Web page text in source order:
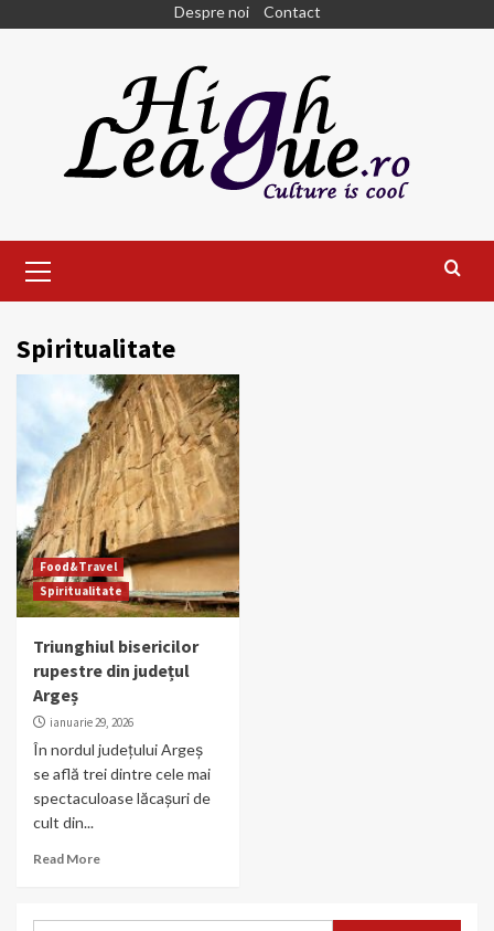
Despre noi Contact
Menu
Spiritualitate
Food&Travel
Spiritualitate
Triunghiul bisericilor
rupestre din județul
Argeș
ianuarie 29, 2026
În nordul județului Argeș
se află trei dintre cele mai
spectaculoase lăcașuri de
cult din...
Read More